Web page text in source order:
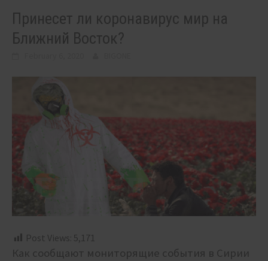
Принесет ли коронавирус мир на
Ближний Восток?
Post Views: 5,171
Как сообщают мониторящие события в Сирии